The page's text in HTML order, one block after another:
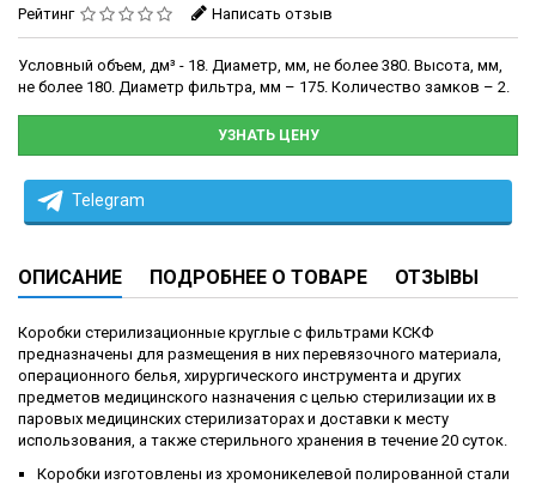
Рейтинг Написать отзыв
Условный объем, дм³ - 18. Диаметр, мм, не более 380. Высота, мм,
не более 180. Диаметр фильтра, мм – 175. Количество замков – 2.
УЗНАТЬ ЦЕНУ
Telegram
ОПИСАНИЕ ПОДРОБНЕЕ О ТОВАРЕ ОТЗЫВЫ
Коробки стерилизационные круглые с фильтрами КСКФ
предназначены для размещения в них перевязочного материала,
операционного белья, хирургического инструмента и других
предметов медицинского назначения с целью стерилизации их в
паровых медицинских стерилизаторах и доставки к месту
использования, а также стерильного хранения в течение 20 суток.
Коробки изготовлены из хромоникелевой полированной стали